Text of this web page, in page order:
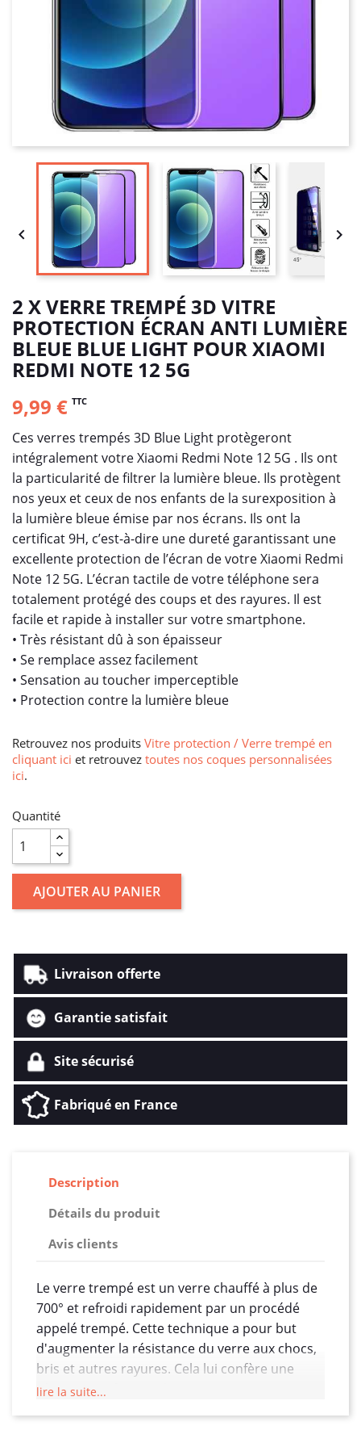
 
2 X VERRE TREMPÉ 3D VITRE
PROTECTION ÉCRAN ANTI LUMIÈRE
BLEUE BLUE LIGHT POUR XIAOMI
REDMI NOTE 12 5G
9,99 € TTC
Ces verres trempés 3D Blue Light protègeront
intégralement votre Xiaomi Redmi Note 12 5G . Ils ont
la particularité de filtrer la lumière bleue. Ils protègent
nos yeux et ceux de nos enfants de la surexposition à
la lumière bleue émise par nos écrans. Ils ont la
certificat 9H, c’est-à-dire une dureté garantissant une
excellente protection de l’écran de votre Xiaomi Redmi
Note 12 5G. L’écran tactile de votre téléphone sera
totalement protégé des coups et des rayures. Il est
facile et rapide à installer sur votre smartphone.
• Très résistant dû à son épaisseur
• Se remplace assez facilement
• Sensation au toucher imperceptible
• Protection contre la lumière bleue
Retrouvez nos produits Vitre protection / Verre trempé en
cliquant ici et retrouvez toutes nos coques personnalisées
ici.
Quantité
AJOUTER AU PANIER
Livraison offerte
Garantie satisfait
Site sécurisé
Fabriqué en France
Description
Détails du produit
Avis clients
Le verre trempé est un verre chauffé à plus de
700° et refroidi rapidement par un procédé
appelé trempé. Cette technique a pour but
d'augmenter la résistance du verre aux chocs,
bris et autres rayures. Cela lui confère une
résistance 5 fois supérieure au verre
lire la suite...